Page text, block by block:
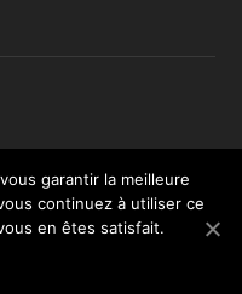
Légales| Créé par
garantir la meilleure
continuez à utiliser ce
en êtes satisfait.